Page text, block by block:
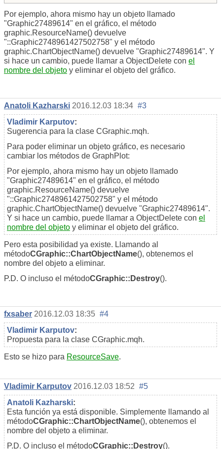
Por ejemplo, ahora mismo hay un objeto llamado
"Graphic27489614" en el gráfico, el método
graphic.ResourceName() devuelve
"::Graphic2748961427502758" y el método
graphic.ChartObjectName() devuelve "Graphic27489614". Y
si hace un cambio, puede llamar a ObjectDelete con el
nombre del objeto y eliminar el objeto del gráfico.
Anatoli Kazharski 2016.12.03 18:34 #3
Vladimir Karputov:
Sugerencia para la clase CGraphic.mqh.
Para poder eliminar un objeto gráfico, es necesario
cambiar los métodos de GraphPlot:
Por ejemplo, ahora mismo hay un objeto llamado
"Graphic27489614" en el gráfico, el método
graphic.ResourceName() devuelve
"::Graphic2748961427502758" y el método
graphic.ChartObjectName() devuelve "Graphic27489614".
Y si hace un cambio, puede llamar a ObjectDelete con el
nombre del objeto y eliminar el objeto del gráfico.
Pero esta posibilidad ya existe. Llamando al
métodoCGraphic::ChartObjectName(), obtenemos el
nombre del objeto a eliminar.
P.D. O incluso el métodoCGraphic::Destroy().
fxsaber 2016.12.03 18:35 #4
Vladimir Karputov:
Propuesta para la clase CGraphic.mqh.
Esto se hizo para ResourceSave.
Vladimir Karputov 2016.12.03 18:52 #5
Anatoli Kazharski:
Esta función ya está disponible. Simplemente llamando al
métodoCGraphic::ChartObjectName(), obtenemos el
nombre del objeto a eliminar.
P.D. O incluso el métodoCGraphic::Destroy().